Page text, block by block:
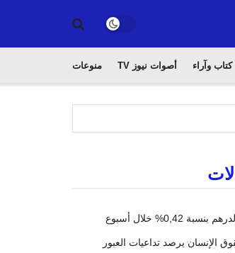
كتاب وآراء أصوات نيوز TV منوعات
0,42% خلال أسبوع
الإنسان يرصد تداعيات العبور